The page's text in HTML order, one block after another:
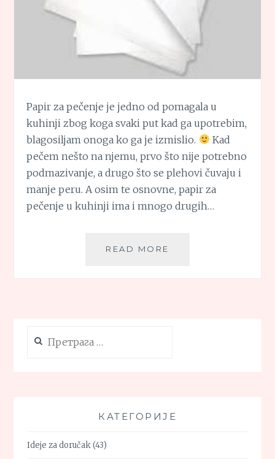
Papir za pečenje je jedno od pomagala u
kuhinji zbog koga svaki put kad ga upotrebim,
blagosiljam onoga ko ga je izmislio.
Kad
pečem nešto na njemu, prvo što nije potrebno
podmazivanje, a drugo što se plehovi čuvaju i
manje peru. A osim te osnovne, papir za
pečenje u kuhinji ima i mnogo drugih…
READ MORE
за:
КАТЕГОРИЈЕ
Ideje za doručak(43)